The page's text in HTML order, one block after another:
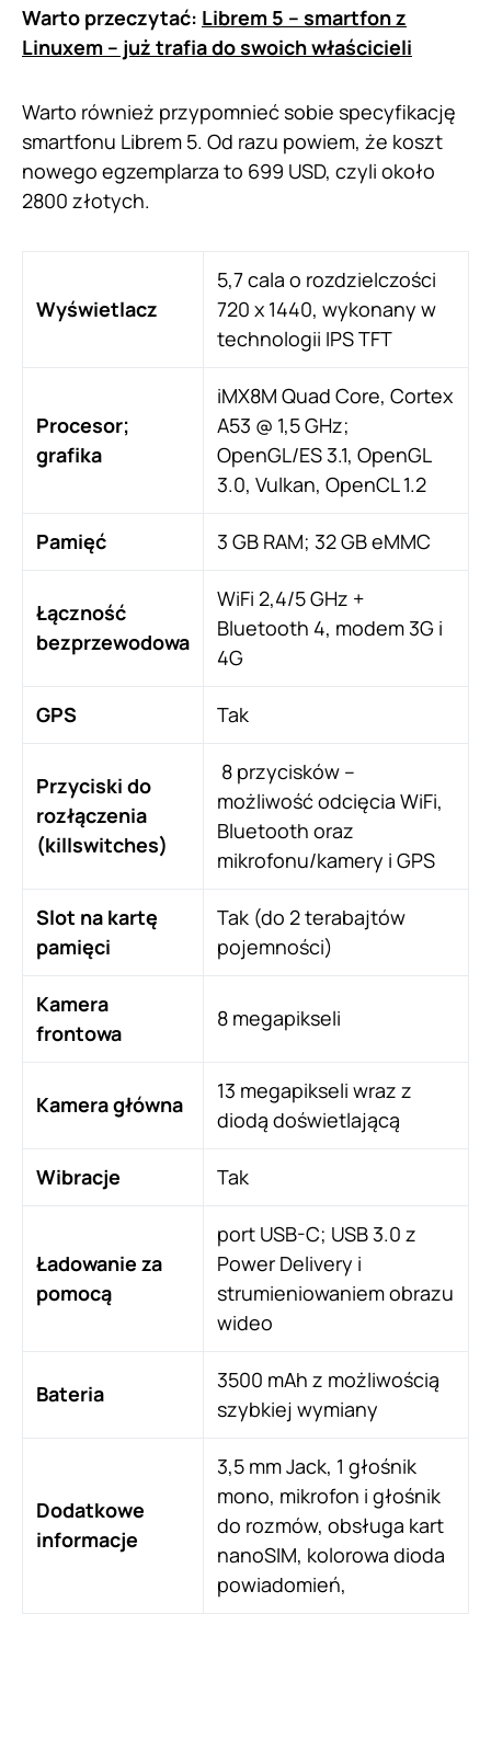
Warto przeczytać: Librem 5 – smartfon z
Linuxem – już trafia do swoich właścicieli
Warto również przypomnieć sobie specyfikację
smartfonu Librem 5. Od razu powiem, że koszt
nowego egzemplarza to 699 USD, czyli około
2800 złotych.
Wyświetlacz
5,7 cala o rozdzielczości
720 x 1440, wykonany w
technologii IPS TFT
Procesor;
grafika
iMX8M Quad Core, Cortex
A53 @ 1,5 GHz;
OpenGL/ES 3.1, OpenGL
3.0, Vulkan, OpenCL 1.2
Pamięć 3 GB RAM; 32 GB eMMC
Łączność
bezprzewodowa
WiFi 2,4/5 GHz +
Bluetooth 4, modem 3G i
4G
GPS Tak
Przyciski do
rozłączenia
(killswitches)
8 przycisków –
możliwość odcięcia WiFi,
Bluetooth oraz
mikrofonu/kamery i GPS
Slot na kartę
pamięci
Tak (do 2 terabajtów
pojemności)
Kamera
frontowa
8 megapikseli
Kamera główna
13 megapikseli wraz z
diodą doświetlającą
Wibracje Tak
Ładowanie za
pomocą
port USB-C; USB 3.0 z
Power Delivery i
strumieniowaniem obrazu
wideo
Bateria
3500 mAh z możliwością
szybkiej wymiany
Dodatkowe
informacje
3,5 mm Jack, 1 głośnik
mono, mikrofon i głośnik
do rozmów, obsługa kart
nanoSIM, kolorowa dioda
powiadomień,